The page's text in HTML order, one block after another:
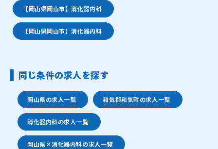
【岡山県岡山市】消化器内科
【岡山県岡山市】消化器内科
同じ条件の求人を探す
岡山県の求人一覧 和気郡和気町の求人一覧
消化器内科の求人一覧
岡山県×消化器内科の求人一覧